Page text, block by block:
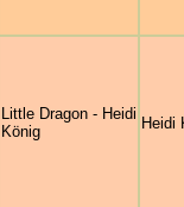
Little Dragon - Heidi
König
Heidi